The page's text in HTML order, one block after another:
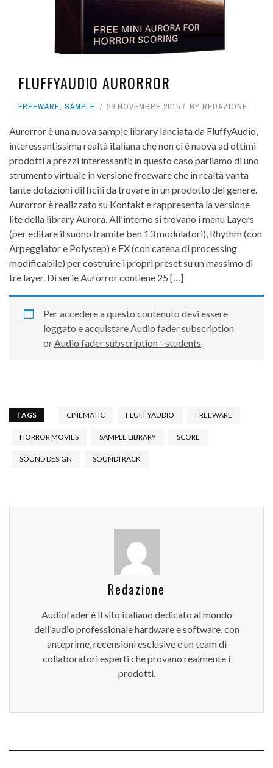
FLUFFYAUDIO AURORROR
FREEWARE, SAMPLE 29 NOVEMBRE 2015 BY REDAZIONE
Aurorror è una nuova sample library lanciata da FluffyAudio,
interessantissima realtà italiana che non ci è nuova ad ottimi
prodotti a prezzi interessanti; in questo caso parliamo di uno
strumento virtuale in versione freeware che in realtà vanta
tante dotazioni difficili da trovare in un prodotto del genere.
Aurorror è realizzato su Kontakt e rappresenta la versione
lite della library Aurora. All'interno si trovano i menu Layers
(per editare il suono tramite ben 13 modulatori), Rhythm (con
Arpeggiator e Polystep) e FX (con catena di processing
modificabile) per costruire i propri preset su un massimo di
tre layer. Di serie Aurorror contiene 25 […]
Per accedere a questo contenuto devi essere
loggato e acquistare Audio fader subscription
or Audio fader subscription - students
TAGS CINEMATIC FLUFFYAUDIO FREEWARE
HORROR MOVIES SAMPLE LIBRARY SCORE
SOUND DESIGN SOUNDTRACK
Redazione
Audiofader è il sito italiano dedicato al mondo
dell'audio professionale hardware e software, con
anteprime, recensioni esclusive e un team di
collaboratori esperti che provano realmente i
prodotti.